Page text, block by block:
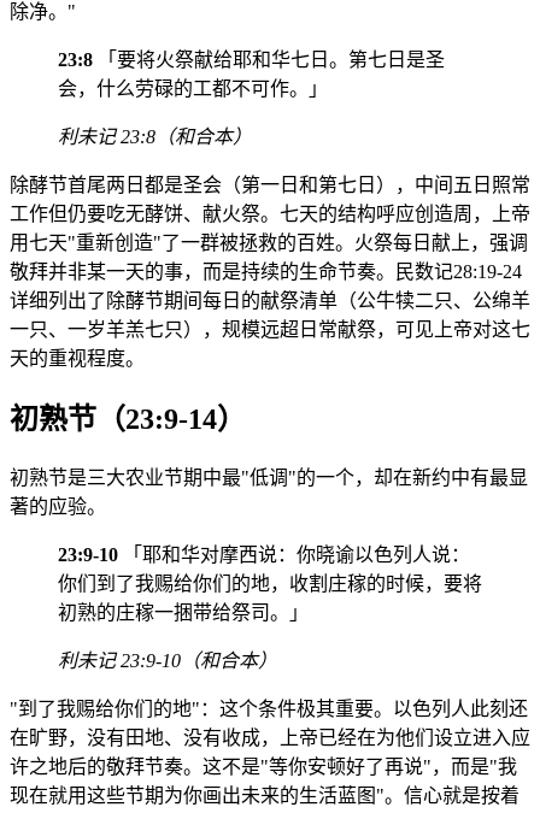
除净。"
23:8 「要将火祭献给耶和华七日。第七日是圣
会，什么劳碌的工都不可作。」
利未记 23:8（和合本）
除酵节首尾两日都是圣会（第一日和第七日），中间五日照常
工作但仍要吃无酵饼、献火祭。七天的结构呼应创造周，上帝
用七天"重新创造"了一群被拯救的百姓。火祭每日献上，强调
敬拜并非某一天的事，而是持续的生命节奏。民数记28:19-24
详细列出了除酵节期间每日的献祭清单（公牛犊二只、公绵羊
一只、一岁羊羔七只），规模远超日常献祭，可见上帝对这七
天的重视程度。
初熟节（23:9-14）
初熟节是三大农业节期中最"低调"的一个，却在新约中有最显
著的应验。
23:9-10 「耶和华对摩西说：你晓谕以色列人说：
你们到了我赐给你们的地，收割庄稼的时候，要将
初熟的庄稼一捆带给祭司。」
利未记 23:9-10（和合本）
"到了我赐给你们的地"：这个条件极其重要。以色列人此刻还
在旷野，没有田地、没有收成，上帝已经在为他们设立进入应
许之地后的敬拜节奏。这不是"等你安顿好了再说"，而是"我
现在就用这些节期为你画出未来的生活蓝图"。信心就是按着